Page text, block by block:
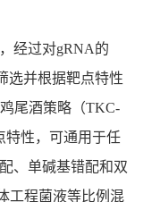
经过对gRNA的
选并根据靶点特性
尾酒策略（TKC-
特性，可通用于任
、单碱基错配和双
工程菌液等比例混